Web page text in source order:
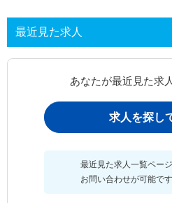
最近見た求人
あなたが最近見た求
求人を探し
最近見た求人一覧ページ
お問い合わせが可能です